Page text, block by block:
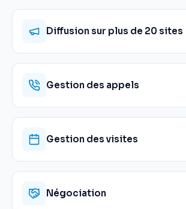
Diffusion sur plus de 20 sites
Gestion des appels
Gestion des visites
Négociation